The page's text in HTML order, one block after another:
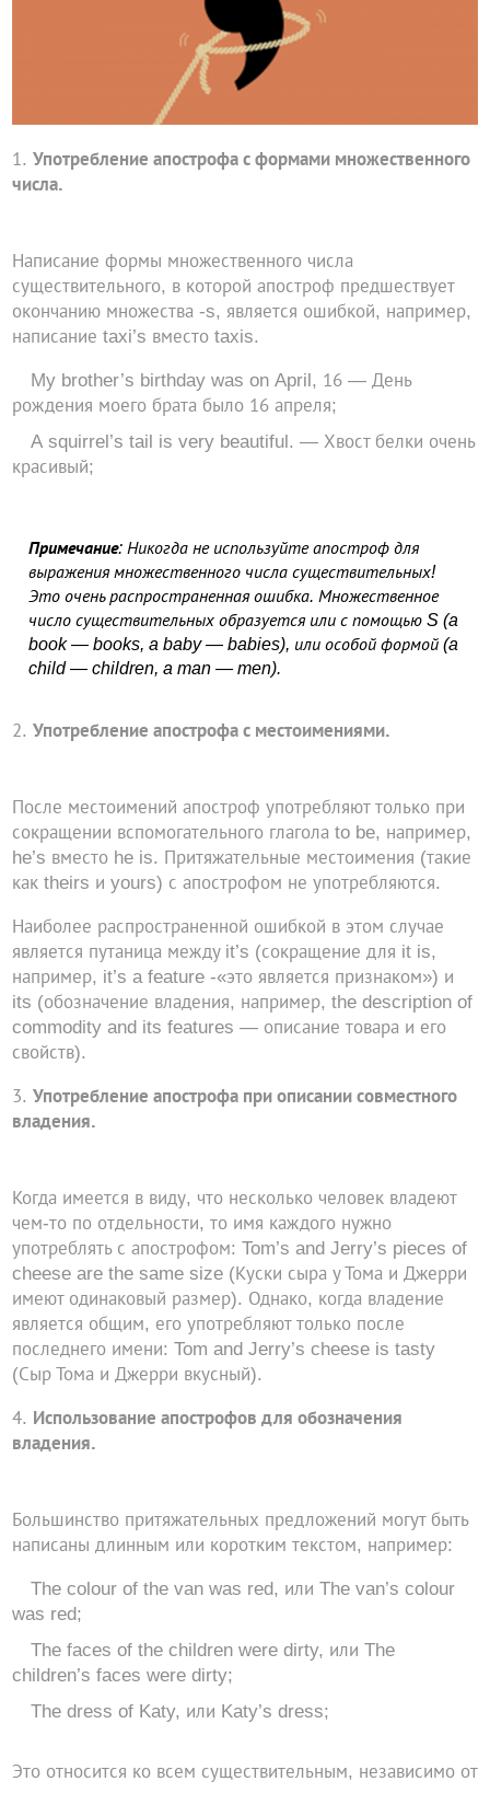
Употребление апострофа с формами множественного
числа.
Написание формы множественного числа
существительного, в которой апостроф предшествует
окончанию множества -s, является ошибкой, например,
написание taxi’s вместо taxis.
My brother’s birthday was on April, 16 — День
рождения моего брата было 16 апреля;
A squirrel’s tail is very beautiful. — Хвост белки очень
красивый;
Примечание: Никогда не используйте апостроф для
выражения множественного числа существительных!
Это очень распространенная ошибка. Множественное
число существительных образуется или с помощью S (a
book — books, a baby — babies), или особой формой (a
child — children, a man — men).
Употребление апострофа с местоимениями.
После местоимений апостроф употребляют только при
сокращении вспомогательного глагола to be, например,
he’s вместо he is. Притяжательные местоимения (такие
как theirs и yours) с апострофом не употребляются.
Наиболее распространенной ошибкой в этом случае
является путаница между it’s (сокращение для it is,
например, it’s a feature -«это является признаком») и
its (обозначение владения, например, the description of
commodity and its features — описание товара и его
свойств).
Употребление апострофа при описании совместного
владения.
Когда имеется в виду, что несколько человек владеют
чем-то по отдельности, то имя каждого нужно
употреблять с апострофом: Tom’s and Jerry’s pieces of
cheese are the same size (Куски сыра у Тома и Джерри
имеют одинаковый размер). Однако, когда владение
является общим, его употребляют только после
последнего имени: Tom and Jerry’s cheese is tasty
(Сыр Тома и Джерри вкусный).
Использование апострофов для обозначения
владения.
Большинство притяжательных предложений могут быть
написаны длинным или коротким текстом, например:
The colour of the van was red, или The van’s colour
was red;
The faces of the children were dirty, или The
children’s faces were dirty;
The dress of Katy, или Katy’s dress;
Это относится ко всем существительным, независимо от